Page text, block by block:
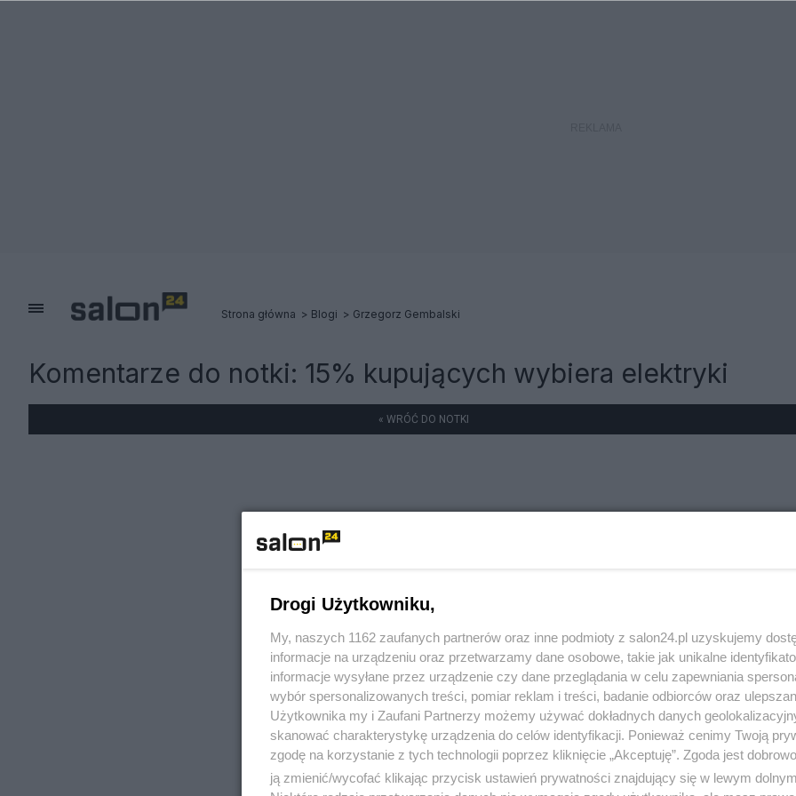
Strona główna Blogi Grzegorz Gembalski
Komentarze do notki: 15% kupujących wybiera elektryki
« WRÓĆ DO NOTKI
Drogi Użytkowniku,
My, naszych 1162 zaufanych partnerów oraz inne podmioty z salon24.pl uzyskujemy
informacje na urządzeniu oraz przetwarzamy dane osobowe, takie jak unikalne
informacje wysyłane przez urządzenie czy dane przeglądania w celu zapewniania
wybór spersonalizowanych treści, pomiar reklam i treści, badanie odbiorców oraz
Użytkownika my i Zaufani Partnerzy możemy używać dokładnych danych
skanować charakterystykę urządzenia do celów identyfikacji. Ponieważ cenimy Twoją
zgodę na korzystanie z tych technologii poprzez kliknięcie „Akceptuję”. Zgoda jest
ją zmienić/wycofać klikając przycisk ustawień prywatności znajdujący się w lewym